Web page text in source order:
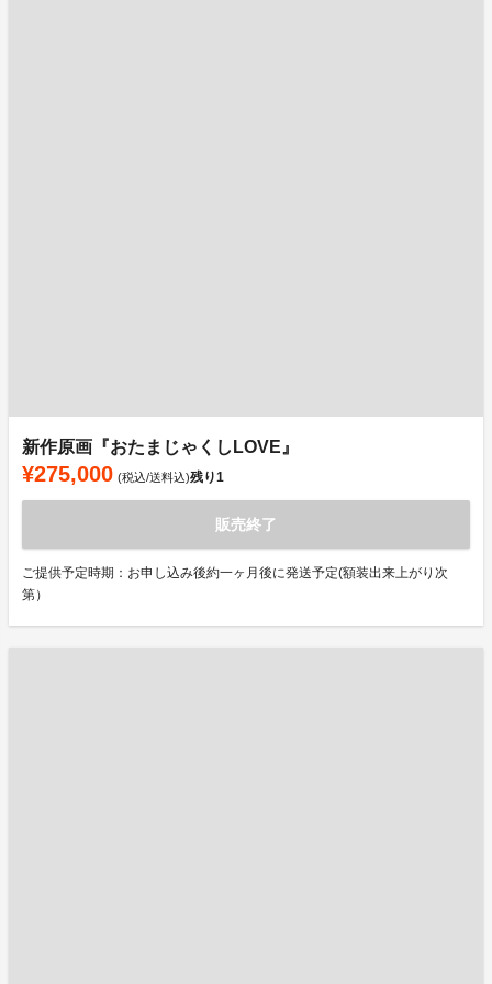
新作原画『おたまじゃくしLOVE』
¥275,000 (税込/送料込)残り1
販売終了
ご提供予定時期：お申し込み後約一ヶ月後に発送予定(額装出来上がり次
第）